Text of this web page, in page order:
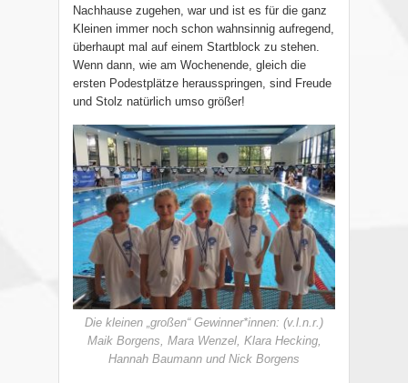
Nachhause zugehen, war und ist es für die ganz
Kleinen immer noch schon wahnsinnig aufregend,
überhaupt mal auf einem Startblock zu stehen.
Wenn dann, wie am Wochenende, gleich die
ersten Podestplätze herausspringen, sind Freude
und Stolz natürlich umso größer!
Die kleinen „großen“ Gewinner*innen: (v.l.n.r.)
Maik Borgens, Mara Wenzel, Klara Hecking,
Hannah Baumann und Nick Borgens